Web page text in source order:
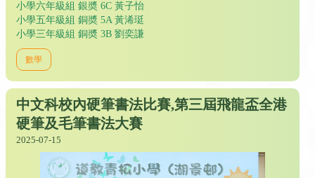
小學六年級組 銀奬 6C 黃子怡
小學五年級組 銅奬 5A 黃浠珽
小學三年級組 銅奬 3B 劉奕謙
數學
中文科校內硬筆書法比賽,第三屆飛龍盃全港
硬筆及毛筆書法大賽
2025-07-15